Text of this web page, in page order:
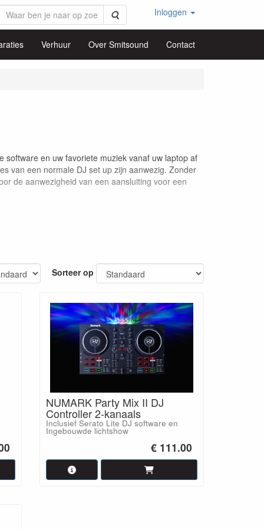
Zoeken Inloggen
Verhuur Over Smitsound Contact
en uw favoriete muziek vanaf uw laptop af
van een normale DJ set up zijn aanwezig. Zonder
de aanwezigheid van een aansluiting voor een
Sorteer op
NUMARK Party Mix II DJ
Controller 2-kanaals
Inclusief Serato Lite DJ software en
Ingebouwde lichtshow
€ 111.00